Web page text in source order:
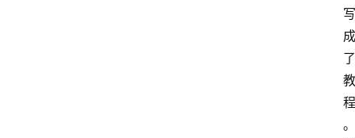
写
成
了
教
程
。